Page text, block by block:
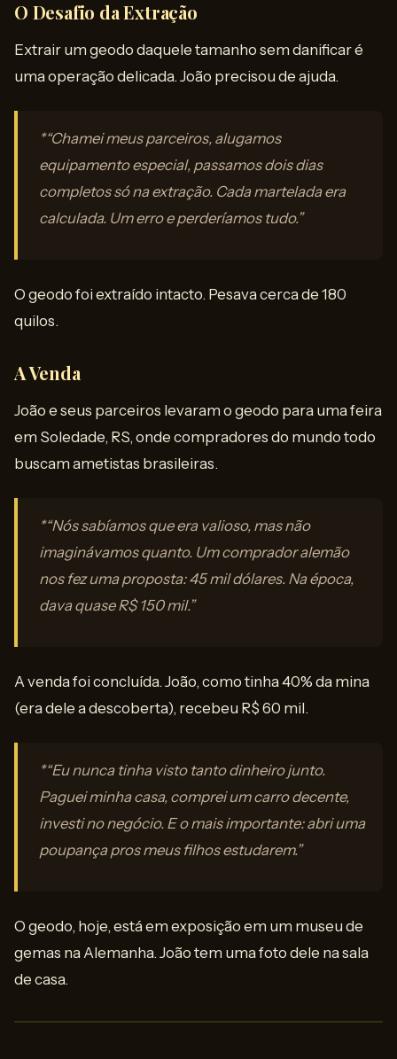
O Desafio da Extração
Extrair um geodo daquele tamanho sem danificar é
uma operação delicada. João precisou de ajuda.
*“Chamei meus parceiros, alugamos
equipamento especial, passamos dois dias
completos só na extração. Cada martelada era
calculada. Um erro e perderíamos tudo.”
O geodo foi extraído intacto. Pesava cerca de 180
quilos.
A Venda
João e seus parceiros levaram o geodo para uma feira
em Soledade, RS, onde compradores do mundo todo
buscam ametistas brasileiras.
*“Nós sabíamos que era valioso, mas não
imaginávamos quanto. Um comprador alemão
nos fez uma proposta: 45 mil dólares. Na época,
dava quase R$ 150 mil.”
A venda foi concluída. João, como tinha 40% da mina
(era dele a descoberta), recebeu R$ 60 mil.
*“Eu nunca tinha visto tanto dinheiro junto.
Paguei minha casa, comprei um carro decente,
investi no negócio. E o mais importante: abri uma
poupança pros meus filhos estudarem.”
O geodo, hoje, está em exposição em um museu de
gemas na Alemanha. João tem uma foto dele na sala
de casa.